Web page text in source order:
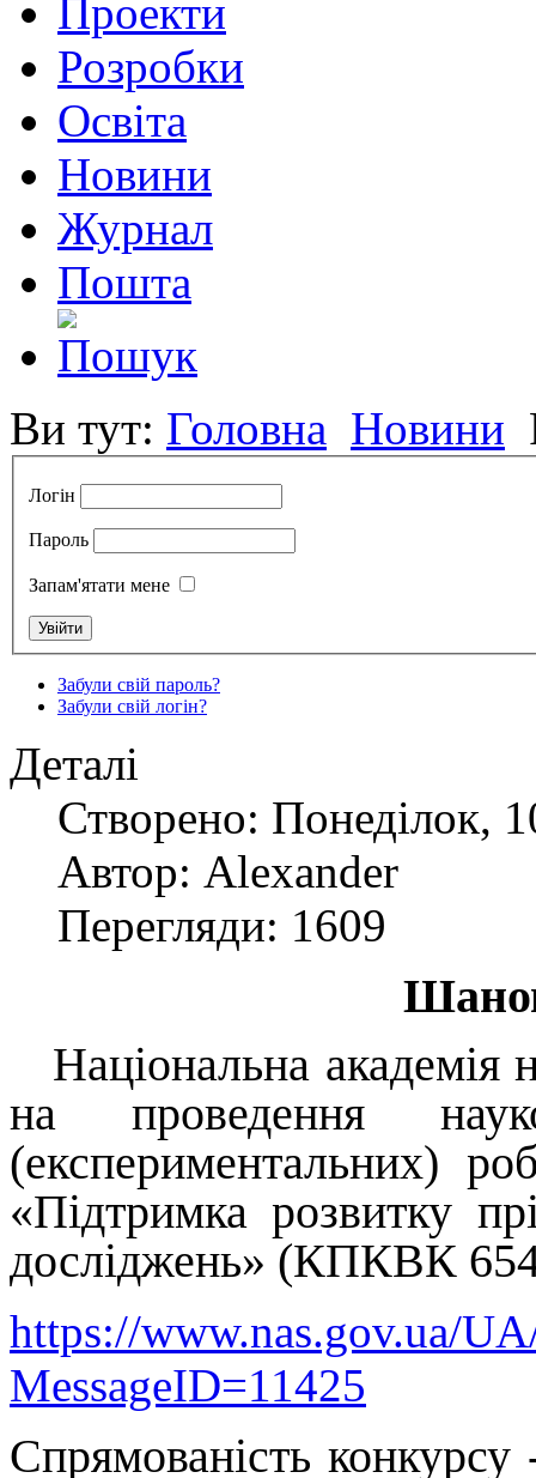
Проекти
Розробки
Освіта
Новини
Журнал
Пошта
Ви тут: Головна Новини
Логін
Пароль
Запам'ятати мене
Забули свій пароль?
Забули свій логін?
Деталі
Створено: Понеділок,
Автор: Alexander
Перегляди: 1609
Національна академія
на проведення
(експериментальних)
«Підтримка розвитку
досліджень» (КПКВК
https://www.nas.gov.ua/
MessageID=11425
Спрямованість